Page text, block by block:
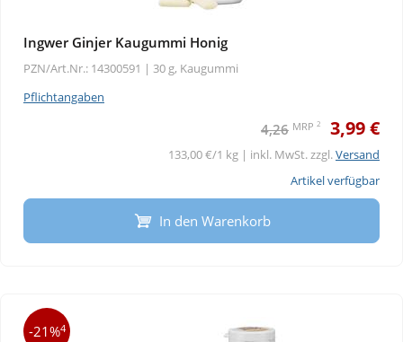
Ingwer Ginjer Kaugummi Honig
PZN/Art.Nr.: 14300591 | 30 g, Kaugummi
Pflichtangaben
4,26 MRP 2 3,99 €
133,00 €/1 kg | inkl. MwSt. zzgl.Versand
Artikel verfügbar
In den Warenkorb
-21%4